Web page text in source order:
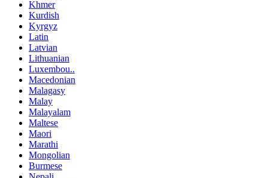
Khmer
Kurdish
Kyrgyz
Latin
Latvian
Lithuanian
Luxembou..
Macedonian
Malagasy
Malay
Malayalam
Maltese
Maori
Marathi
Mongolian
Burmese